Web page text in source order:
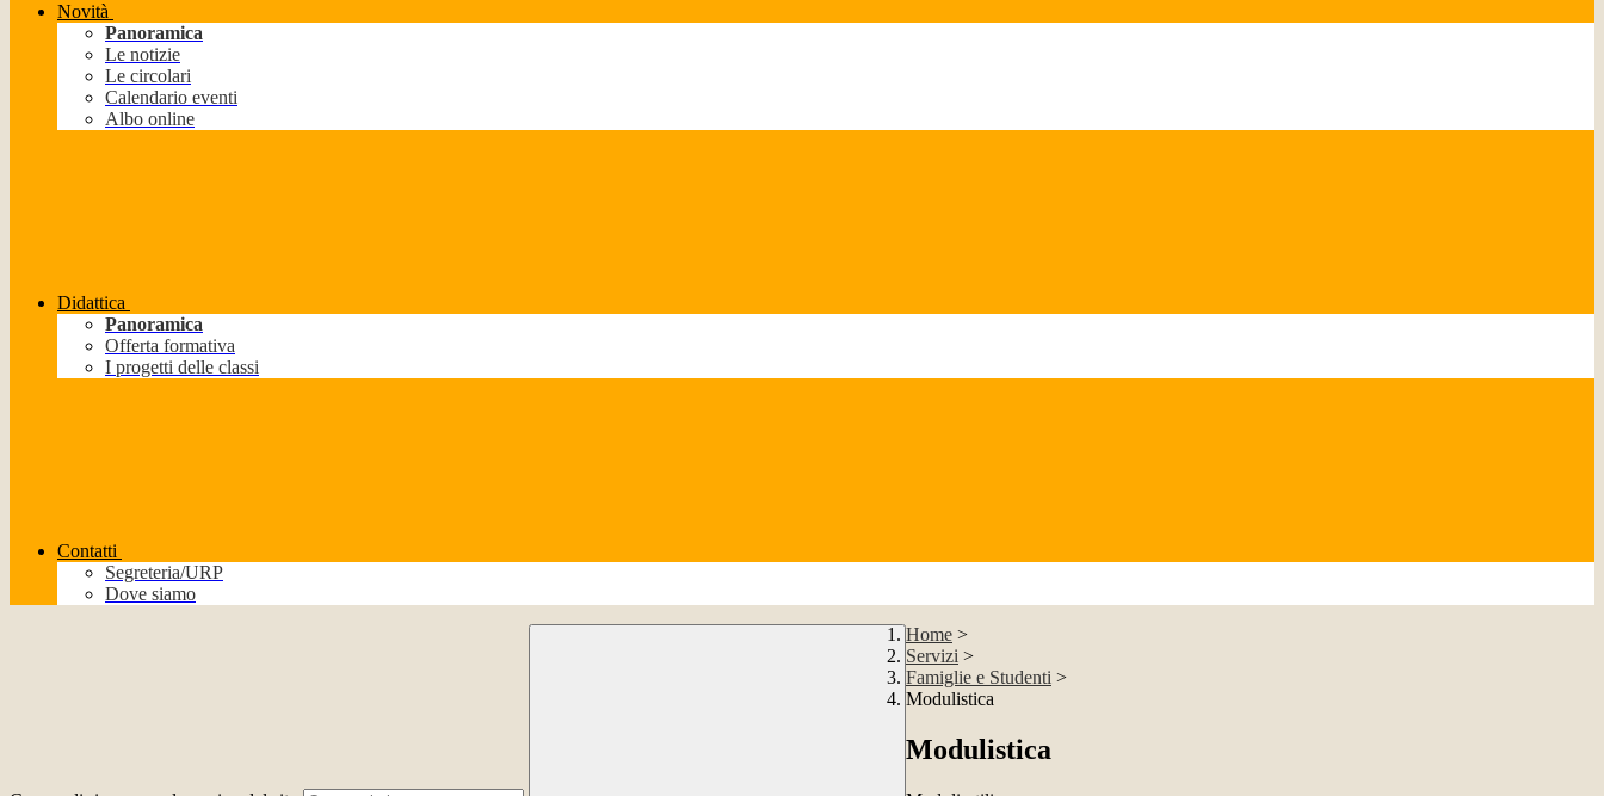
Novità
Panoramica
Le notizie
Le circolari
Calendario eventi
Albo online
Didattica
Panoramica
Offerta formativa
I progetti delle classi
Contatti
Segreteria/URP
Dove siamo
Home >
Servizi >
Famiglie e Studenti >
Modulistica
Modulistica